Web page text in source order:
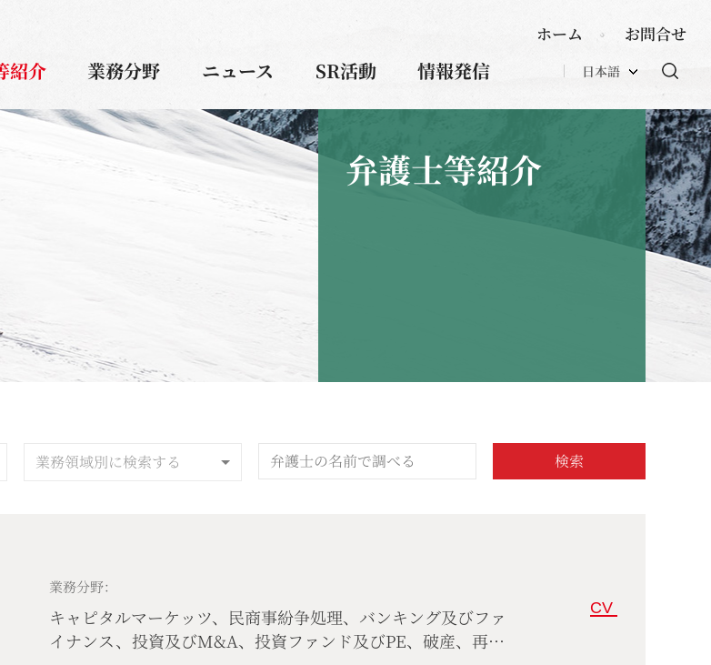
紹介 業務分野 ニュース SR活動 情報発信 日本語
ホーム お問合せ
弁護士等紹介
業務領域別に検索する 検索
業務分野：
キャピタルマーケッツ、民商事紛争処理、バンキング及びファ
イナンス、投資及びM&A、投資ファンド及びPE、破産、再生
CV